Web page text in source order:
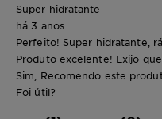
Super hidratante
há 3 anos
Perfeito! Super hidratante,
Produto excelente! Exijo
Sim, Recomendo este
Foi útil?